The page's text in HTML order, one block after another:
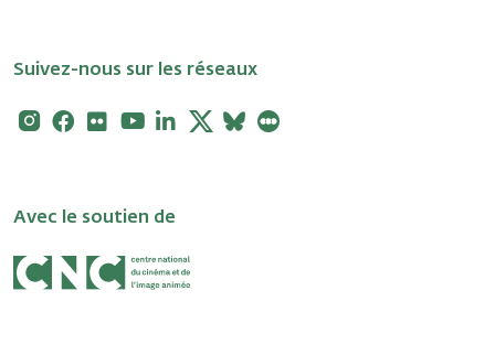
Suivez-nous sur les réseaux
Instagram
Facebook
FlickrYoutubeLinkedin
X Bluesky
Avec le soutien de